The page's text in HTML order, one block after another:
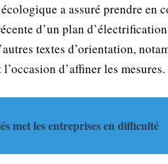
a assuré prendre en
d’un plan
textes d’orientation,
d’affiner les mesures.
met les entreprises en difficulté